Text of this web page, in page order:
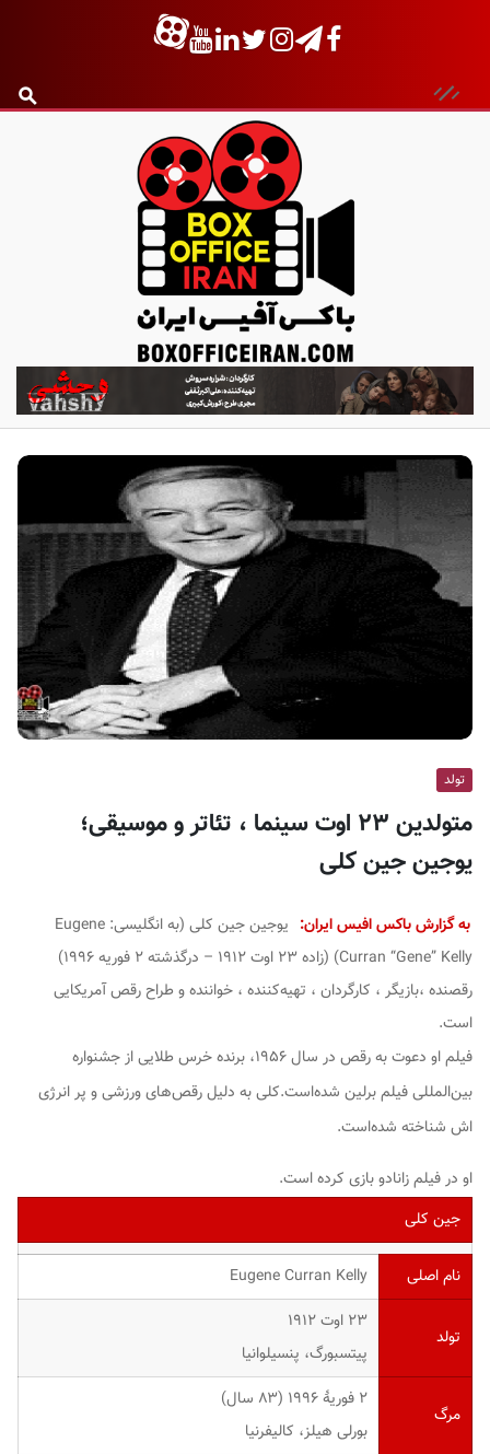
ب
ا
ک
س
آ
ی
تولد
متولدین ۲۳ اوت سینما ، تئاتر و موسیقی؛
یوجین جین کلی
به گزارش باکس افیس ایران: یوجین جین کلی (به انگلیسی: Eugene
Curran “Gene” Kelly
) (زاده ۲۳ اوت ۱۹۱۲ – درگذشته ۲ فوریه ۱۹۹۶)
رقصنده ،بازیگر ، کارگردان ، تهیه‌کننده ، خواننده و طراح رقص آمریکایی
است.
فیلم او دعوت به رقص
در سال ۱۹۵۶، برنده خرس طلایی از جشنواره
بین‌المللی فیلم برلین شده‌است.کلی به دلیل رقص‌های ورزشی و پر انرژی
اش شناخته شده‌است.
او در فیلم زانادو بازی کرده است.
جین کلی
نام اصلی Eugene Curran Kelly
تولد
۲۳ اوت ۱۹۱۲
پیتسبورگ، پنسیلوانیا
مرگ
۲ فوریهٔ ۱۹۹۶ (۸۳ سال)
بورلی هیلز، کالیفرنیا